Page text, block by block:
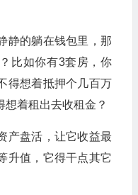
静的躺在钱包里，那
比如你有3套房，你
得想着抵押个几百万
想着租出去收租金？
产盘活，让它收益最
升值，它得干点其它